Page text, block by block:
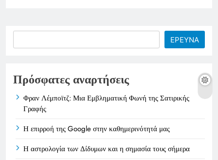
ΕΡΕΥΝΑ
Πρόσφατες αναρτήσεις
Φραν Λέμποϊτζ: Μια Εμβληματική Φωνή της Σατιρικής
Γραφής
Η επιρροή της Google στην καθημερινότητά μας
Η αστρολογία των Δίδυμων και η σημασία τους σήμερα